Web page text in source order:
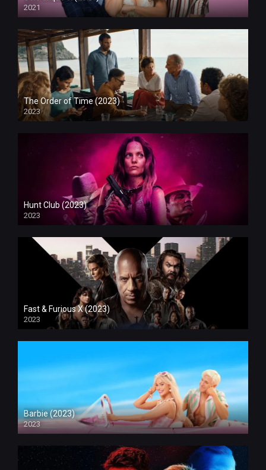
2021
The Order of Time (2023)
2023
Hunt Club (2023)
2023
Fast & Furious X (2023)
2023
Barbie (2023)
2023